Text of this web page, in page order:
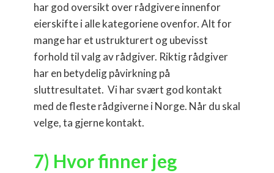
har god oversikt over rådgivere innenfor
eierskifte i alle kategoriene ovenfor. Alt for
mange har et ustrukturert og ubevisst
forhold til valg av rådgiver. Riktig rådgiver
har en betydelig påvirkning på
sluttresultatet. Vi har svært god kontakt
med de fleste rådgiverne i Norge. Når du skal
velge, ta gjerne kontakt.
7) Hvor finner jeg